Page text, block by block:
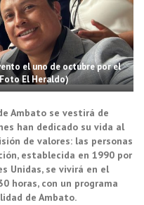
el uno de octubre por el
El Heraldo)
Ambato se vestirá de
han dedicado su vida al
de valores: las personas
establecida en 1990 por
Unidas, se vivirá en el
horas, con un programa
de Ambato.